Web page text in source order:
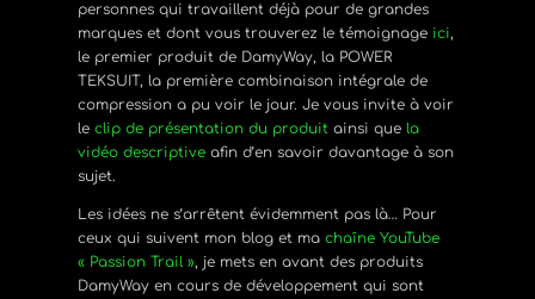
personnes qui travaillent déjà pour de grandes
marques et dont vous trouverez le témoignage ici,
le premier produit de DamyWay, la POWER
TEKSUIT, la première combinaison intégrale de
compression a pu voir le jour. Je vous invite à voir
le clip de présentation du produitainsi que la
vidéo descriptiveafin d’en savoir davantage à son
sujet.
Les idées ne s’arrêtent évidemment pas là… Pour
ceux qui suivent mon blog et ma chaîne YouTube
« Passion Trail », je mets en avant des produits
DamyWay en cours de développement qui sont